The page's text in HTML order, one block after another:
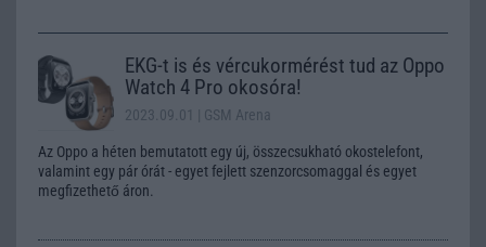
EKG-t is és vércukormérést tud az Oppo
Watch 4 Pro okosóra!
2023.09.01 | GSM Arena
Az Oppo a héten bemutatott egy új, összecsukható okostelefont,
valamint egy pár órát - egyet fejlett szenzorcsomaggal és egyet
megfizethető áron.